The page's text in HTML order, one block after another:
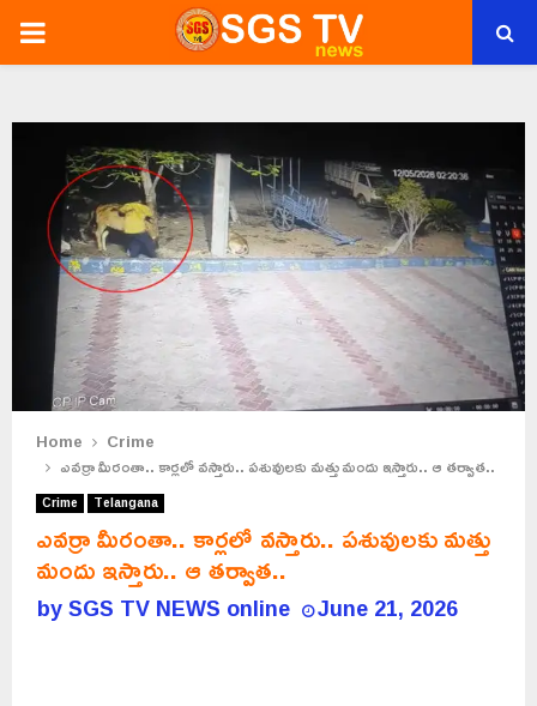
PRIMARY
Home
Crime
ఎవర్రా మీరంతా.. కార్లలో వస్తారు.. పశువులకు మత్తు మందు ఇస్తారు.. ఆ తర్వాత..
Crime Telangana
ఎవర్రా మీరంతా.. కార్లలో వస్తారు.. పశువులకు మత్తు
మందు ఇస్తారు.. ఆ తర్వాత..
bySGS TV NEWS online June 21, 2026